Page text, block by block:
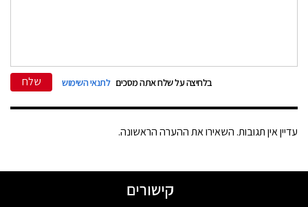
בלחיצה על שלח אתה מסכים לתנאי השימוש שלח
עדיין אין תגובות. השאירו את ההערה הראשונה.
קישורים